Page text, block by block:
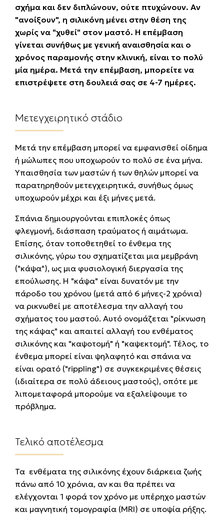
σχήμα και δεν διπλώνουν, ούτε πτυχώνουν. Αν
"ανοίξουν", η σιλικόνη μένει στην θέση της
χωρίς να "χυθεί" στον μαστό. Η επέμβαση
γίνεται συνήθως με γενική αναισθησία και ο
χρόνος παραμονής στην κλινική, είναι το πολύ
μία ημέρα. Μετά την επέμβαση, μπορείτε να
επιστρέψετε στη δουλειά σας σε 4-7 ημέρες.
Μετεγχειρητικό στάδιο
Μετά την επέμβαση μπορεί να εμφανισθεί οίδημα
ή μώλωπες που υποχωρούν το πολύ σε ένα μήνα.
Υπαισθησία των μαστών ή των θηλών μπορεί να
παρατηρηθούν μετεγχειρητικά, συνήθως όμως
υποχωρούν μέχρι και έξι μήνες μετά.
Σπάνια δημιουργούνται επιπλοκές όπως
φλεγμονή, διάσπαση τραύματος ή αιμάτωμα.
Επίσης, όταν τοποθετηθεί το ένθεμα της
σιλικόνης, γύρω του σχηματίζεται μια μεμβράνη
("κάψα"), ως μια φυσιολογική διεργασία της
επούλωσης. Η "κάψα" είναι δυνατόν με την
πάροδο του χρόνου (μετά από 6 μήνες-2 χρόνια)
να ρικνωθεί με αποτέλεσμα την αλλαγή του
σχήματος του μαστού. Αυτό ονομάζεται "ρίκνωση
της κάψας" και απαιτεί αλλαγή του ενθέματος
σιλικόνης και "καψοτομή" ή "καψεκτομή". Τέλος, το
ένθεμα μπορεί είναι ψηλαφητό και σπάνια να
είναι ορατό ("rippling") σε συγκεκριμένες θέσεις
(ιδιαίτερα σε πολύ άδειους μαστούς), οπότε με
λιπομεταφορά μπορούμε να εξαλείψουμε το
πρόβλημα.
Τελικό αποτέλεσμα
Τα ενθέματα της σιλικόνης έχουν διάρκεια ζωής
πάνω από 10 χρόνια, αν και θα πρέπει να
ελέγχονται 1 φορά τον χρόνο με υπέρηχο μαστών
και μαγνητική τομογραφία (MRI) σε υποψία ρήξης.